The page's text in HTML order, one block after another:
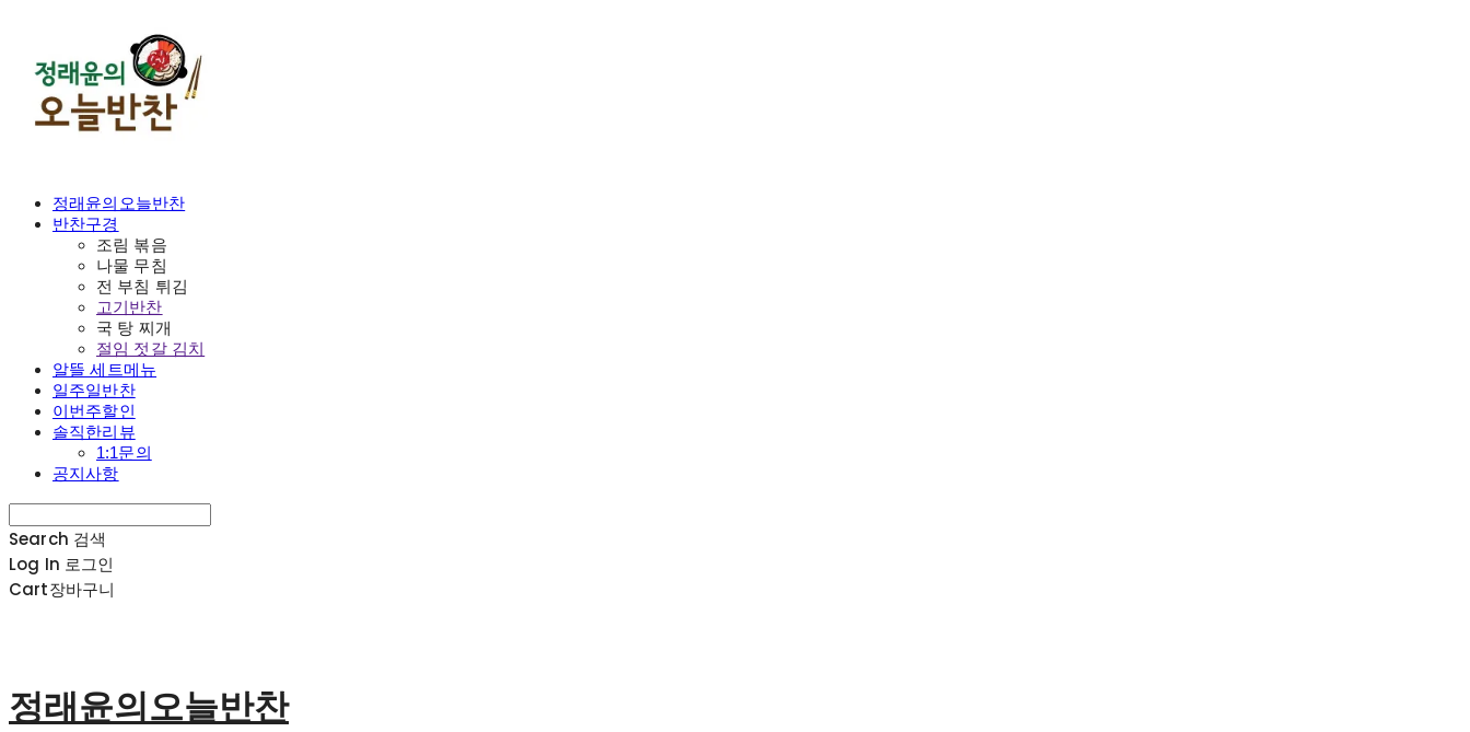
정래윤의오늘반찬
반찬구경
조림 볶음
나물 무침
전 부침 튀김
고기반찬
국 탕 찌개
절임 젓갈 김치
알뜰 세트메뉴
일주일반찬
이번주할인
솔직한리뷰
1:1문의
공지사항
Search 검색
Log In 로그인
Cart장바구니
정래윤의오늘반찬